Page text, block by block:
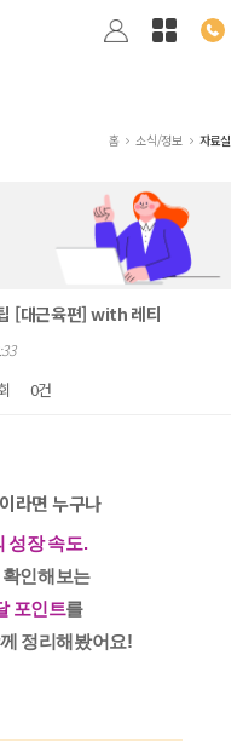
홈 소식/정보 자료실
[대근육편] with 레티
0건
라면 누구나
성장 속도.
인해보는
포인트를
정리해봤어요!